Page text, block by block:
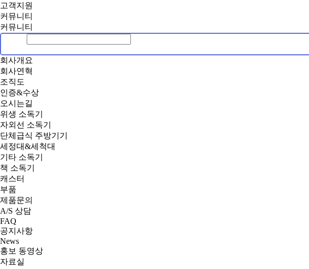
고객지원
커뮤니티
커뮤니티
회사개요
회사연혁
조직도
인증&수상
오시는길
위생 소독기
자외선 소독기
단체급식 주방기기
세정대&세척대
기타 소독기
책 소독기
캐스터
부품
제품문의
A/S 상담
FAQ
공지사항
News
홍보 동영상
자료실